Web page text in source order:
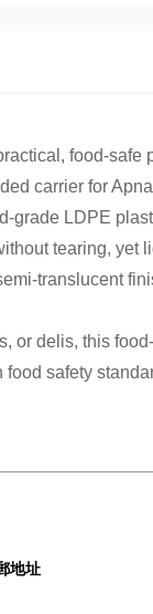
food-
carrier for
grade LDPE
tearing, yet
translucent
or delis, this
safety
地址